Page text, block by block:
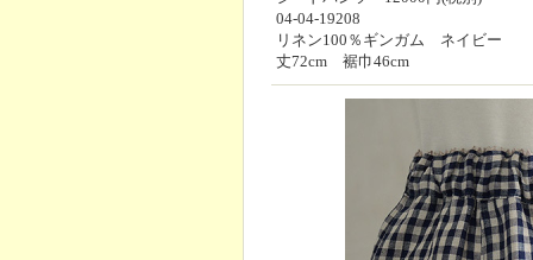
04-04-19208
リネン100％ギンガム ネイビー
丈72cm 裾巾46cm